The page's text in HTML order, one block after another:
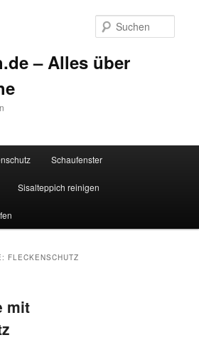
– Alles über
Schaufenster
Sisalteppich reinigen
FLECKENSCHUTZ
mit